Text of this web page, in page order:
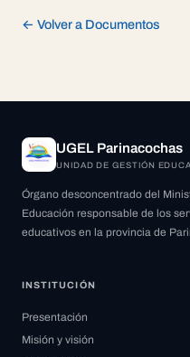
← Volver a Documentos
UGEL Parinacochas
UNIDAD DE GESTIÓN
Órgano desconcentrado del
Educación responsable de los
educativos en la provincia de
INSTITUCIÓN
Presentación
Misión y visión